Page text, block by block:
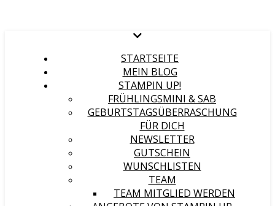
STARTSEITE
MEIN BLOG
STAMPIN UP!
FRÜHLINGSMINI & SAB
GEBURTSTAGSÜBERRASCHUNG
FÜR DICH
NEWSLETTER
GUTSCHEIN
WUNSCHLISTEN
TEAM
TEAM MITGLIED WERDEN